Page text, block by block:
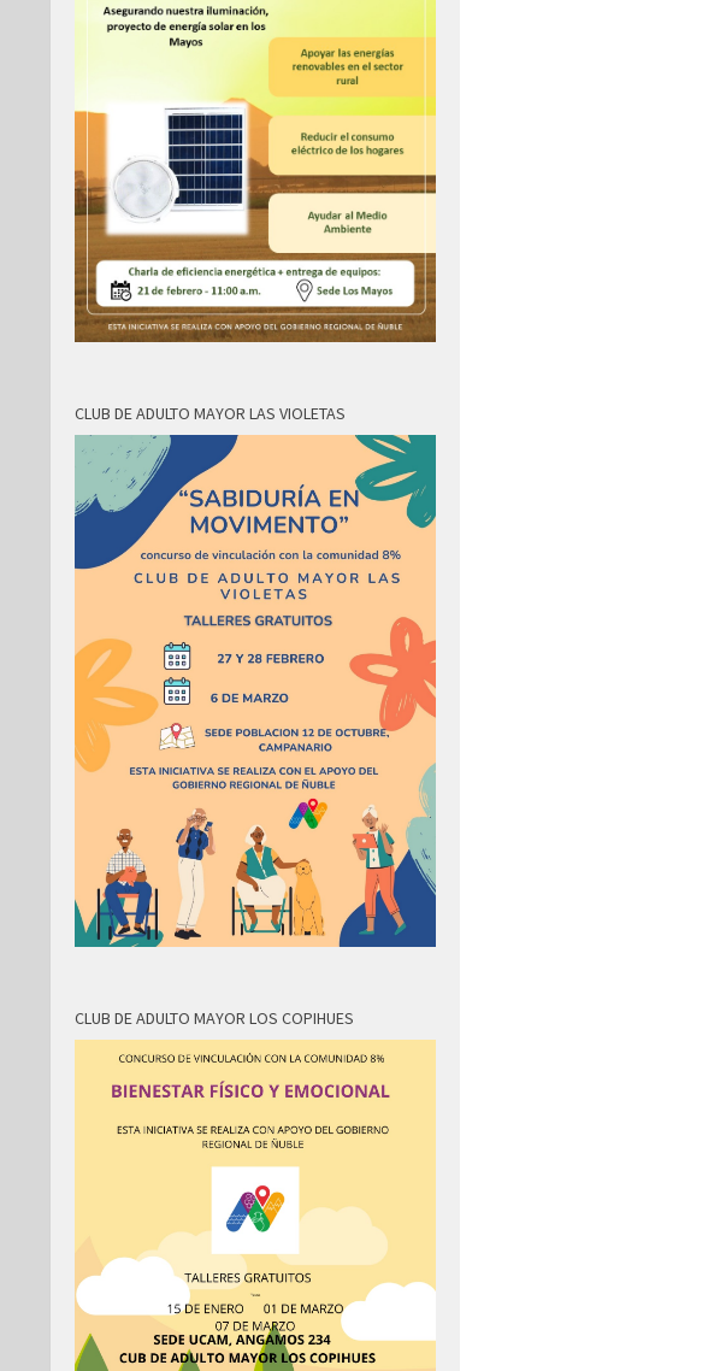
CLUB DE ADULTO MAYOR LAS VIOLETAS
CLUB DE ADULTO MAYOR LOS COPIHUES